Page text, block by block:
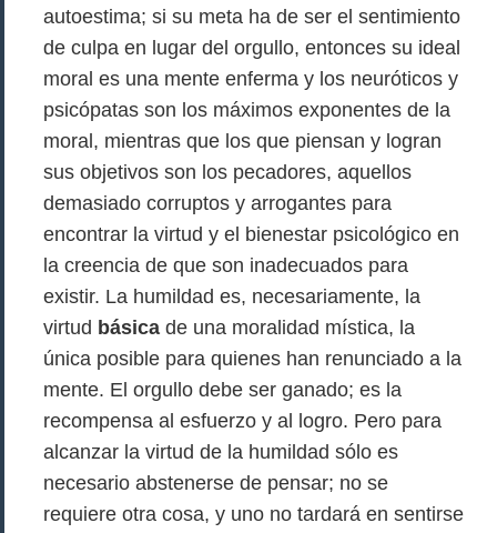
autoestima; si su meta ha de ser el sentimiento
de culpa en lugar del orgullo, entonces su ideal
moral es una mente enferma y los neuróticos y
psicópatas son los máximos exponentes de la
moral, mientras que los que piensan y logran
sus objetivos son los pecadores, aquellos
demasiado corruptos y arrogantes para
encontrar la virtud y el bienestar psicológico en
la creencia de que son inadecuados para
existir. La humildad es, necesariamente, la
virtud básica de una moralidad mística, la
única posible para quienes han renunciado a la
mente. El orgullo debe ser ganado; es la
recompensa al esfuerzo y al logro. Pero para
alcanzar la virtud de la humildad sólo es
necesario abstenerse de pensar; no se
requiere otra cosa, y uno no tardará en sentirse